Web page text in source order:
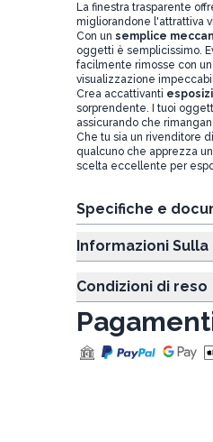
La finestra trasparente
migliorandone l'attrattiva
Con un semplice
oggetti è semplicissimo.
facilmente rimosse con
visualizzazione
Crea accattivanti
sorprendente. I tuoi
assicurando che
Che tu sia un rivenditore
qualcuno che apprezza
scelta eccellente per
Specifiche e
Informazioni Sulla
Condizioni di reso